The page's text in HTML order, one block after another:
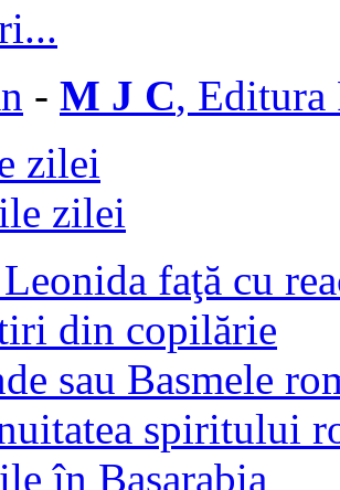
- M J C, Editura
zilei
zilei
faţă cu
din copilărie
sau Basmele
spiritului
în Basarabia